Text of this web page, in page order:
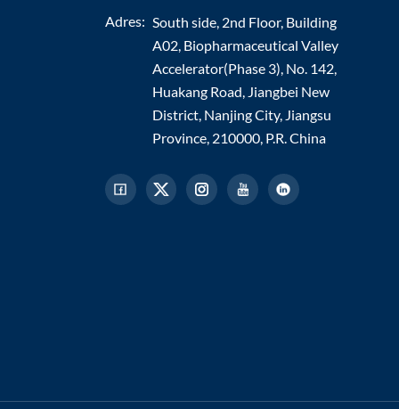
Adres: South side, 2nd Floor, Building
A02, Biopharmaceutical Valley
Accelerator(Phase 3), No. 142,
Huakang Road, Jiangbei New
District, Nanjing City, Jiangsu
Province, 210000, P.R. China